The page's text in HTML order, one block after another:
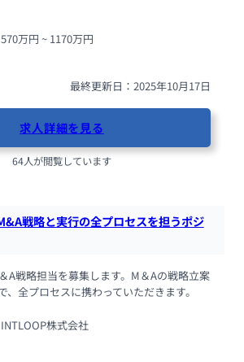
570万円 ~ 1170万円
最終更新日：2025年10月17日
求人詳細を見る
64人が閲覧しています
戦略と実行の全プロセスを担うポジ
A戦略担当を募集します。M＆Aの戦略立案
、全プロセスに携わっていただきます。
INTLOOP株式会社